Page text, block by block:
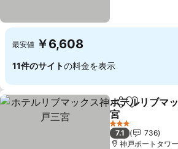
最安値 ￥6,608
11件のサイトの料金を表示
シェアお気に入
ホテルリブマ
宮
3 ホテルのランク
7.1
736
神戸ポートタワ